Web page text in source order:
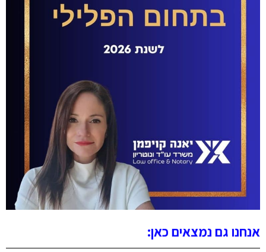
אנחנו גם נמצאים כאן: